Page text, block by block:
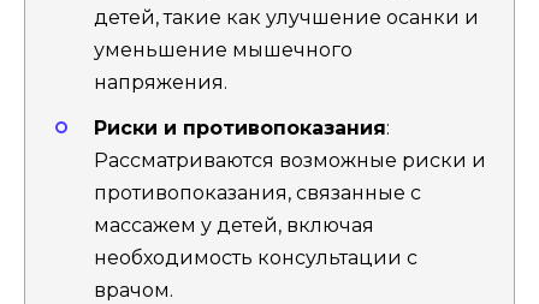
детей, такие как улучшение осанки и
уменьшение мышечного
напряжения.
Риски и противопоказания:
Рассматриваются возможные риски и
противопоказания, связанные с
массажем у детей, включая
необходимость консультации с
врачом.